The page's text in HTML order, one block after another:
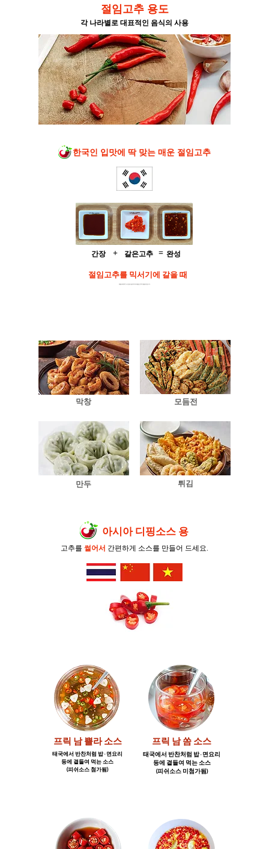
절임고추 용도
각 나라별로 대표적인 음식의 사용
한국인 입맛에 딱 맞는 매운 절임고추
간장 + 갈은고추 완성
=
​절임고추를 믹서기에 갈을 때
막창
만두
모듬전
튀김
​아시아 디핑소스 용
고추를 썰어서 간편하게 소스를 만들어 드세요.
프릭 남 쁠라 소스
태국에서 반찬처럼 밥 · 면요리
등에 곁들여 먹는 소스
​(피쉬소스 첨가됨)
프릭 남 쏨 소스
태국에서 반찬처럼 밥 · 면요리
등에 곁들여 먹는 소스
​(피쉬소스 미첨가됨)